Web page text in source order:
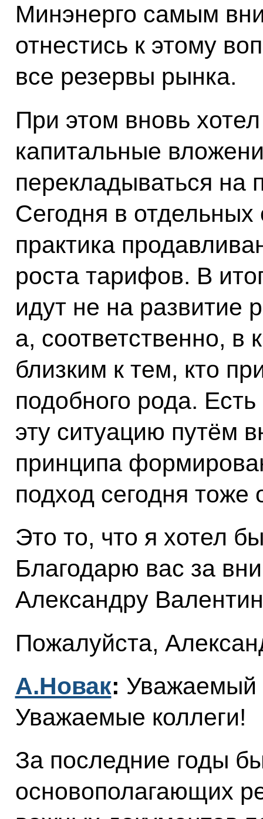
Минэнерго самым
отнестись к этому
все резервы рынка.
При этом вновь
капитальные
перекладываться на
Сегодня в
практика
роста тарифов. В
идут не на развитие
а, соответственно,
близким к тем, кто
подобного рода.
эту ситуацию путём
принципа
подход сегодня тоже
Это то, что я хотел
Благодарю вас за
Александру
Пожалуйста,
А.Новак: Уважаемый
Уважаемые коллеги!
За последние годы
основополагающих